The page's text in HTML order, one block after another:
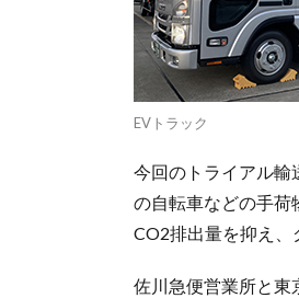
EVトラック
今回のトライアル輸
の自転車などの手荷
CO2排出量を抑え、
佐川急便営業所と東